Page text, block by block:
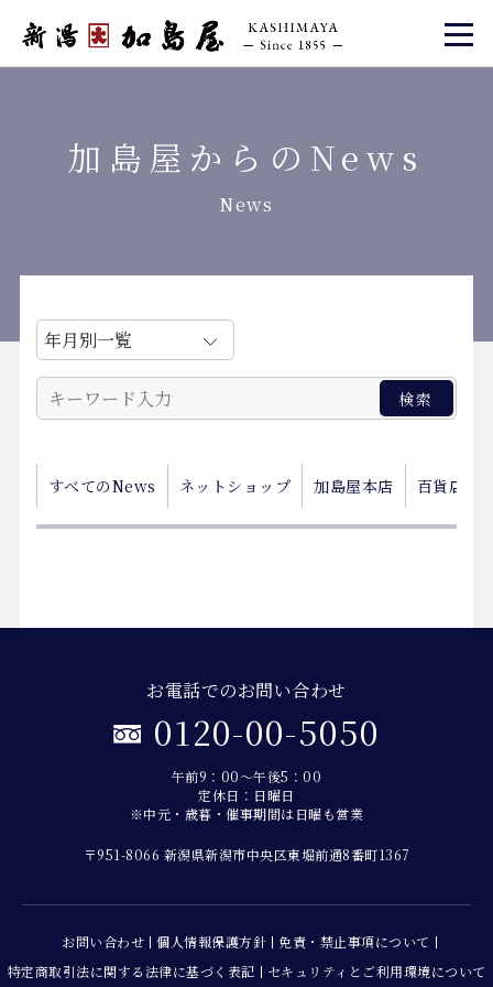
加島屋からのNews
News
すべてのNews ネットショップ 加島屋本店 百貨店
お電話でのお問い合わせ
0120-00-5050
午前9：00～午後5：00
定休日：日曜日
※中元・歳暮・催事期間は日曜も営業
〒951-8066 新潟県新潟市中央区東堀前通8番町1367
お問い合わせ 個人情報保護方針
免責・禁止事項について
特定商取引法に関する法律に基づく表記
セキュリティとご利用環境について